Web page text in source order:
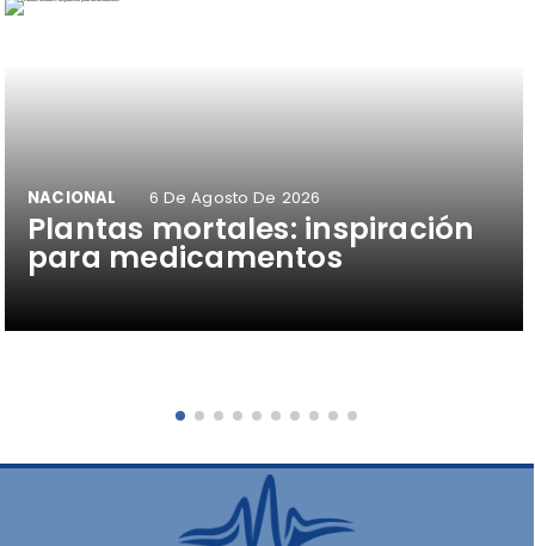
Plantas mortales: inspiración
para medicamentos
NACIONAL 6 De Agosto De 2026